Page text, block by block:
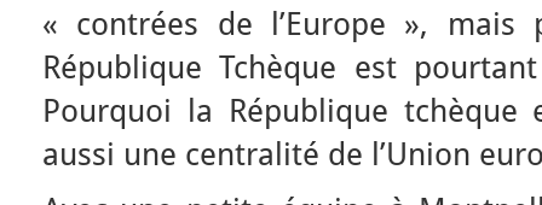
« contrées de l’Europe »,
République Tchèque est
Pourquoi la République
aussi une centralité de l’Union